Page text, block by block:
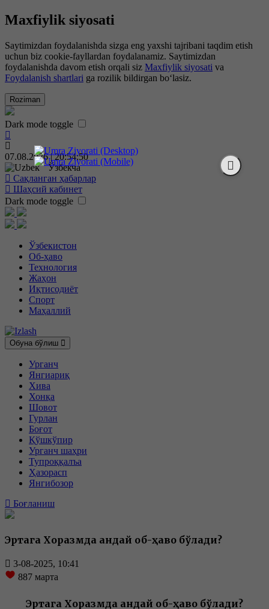
Maxfiylik siyosati
Saytimizdan foydalanishda sizga eng yaxshi tajribani taqdim etish
uchun biz cookie-fayllardan foydalanamiz. Saytimizdan
foydalanishda davom etish orqali siz Maxfiylik siyosati va
Foydalanish shartlari ga rozilik bildirgan bo‘lasiz.
Roziman
Dark mode toggle
07.08.2026 | 20:54:51
Ўзбекча
Сақланган ҳабарлар
Шаҳсий кабинет
Dark mode toggle
Ўзбекистон
Об-ҳаво
Технология
Жаҳон
Иқтисодиёт
Спорт
Маҳаллий
Обуна бўлиш
Урганч
Янгиариқ
Хива
Хонқа
Шовот
Гурлан
Боғот
Қўшкўпир
Урганч шаҳри
Тупроққалъа
Ҳазорасп
Янгибозор
Боғланиш
Эртага Хоразмда қандай об-ҳаво бўлади?
3-08-2025, 10:41
887 марта
Эртага Хоразмда қандай об-ҳаво бўлади?